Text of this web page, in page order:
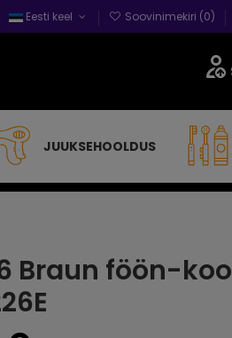
Eesti keel Soovinimekiri (0)
JUUKSEHOOLDUS
Braun föön-